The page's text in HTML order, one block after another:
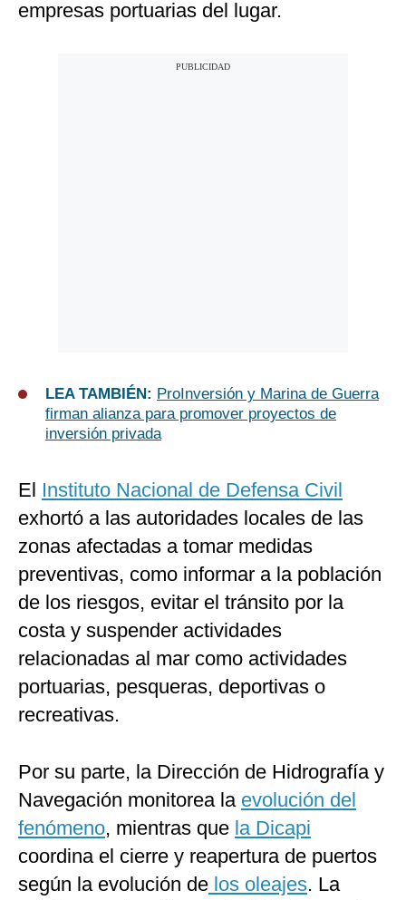
empresas portuarias del lugar.
LEA TAMBIÉN: ProInversión y Marina de Guerra
firman alianza para promover proyectos de
inversión privada
El Instituto Nacional de Defensa Civil
exhortó a las autoridades locales de las
zonas afectadas a tomar medidas
preventivas, como informar a la población
de los riesgos, evitar el tránsito por la
costa y suspender actividades
relacionadas al mar como actividades
portuarias, pesqueras, deportivas o
recreativas.
Por su parte, la Dirección de Hidrografía y
Navegación monitorea la evolución del
fenómeno, mientras que la Dicapi
coordina el cierre y reapertura de puertos
según la evolución de los oleajes. La